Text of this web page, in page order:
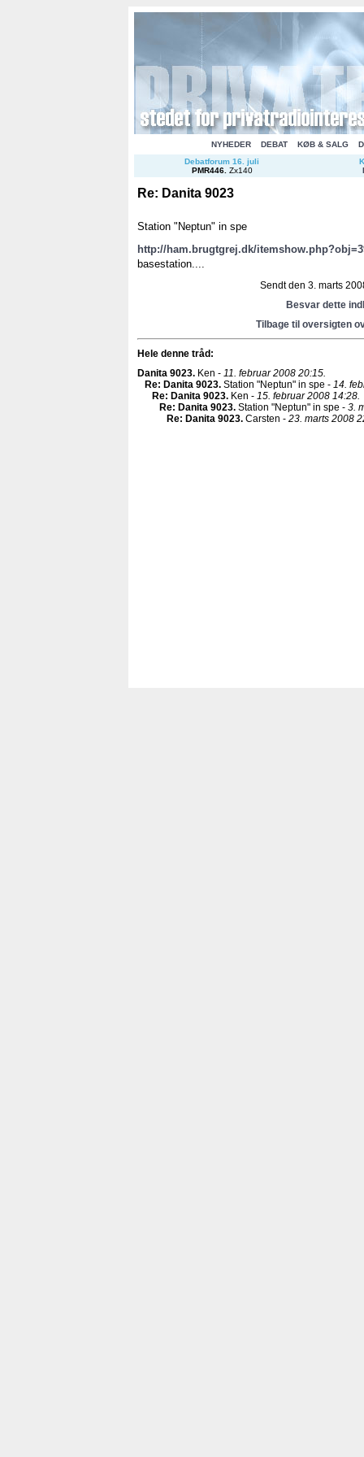
NYHEDER DEBAT KØB & SALG
Debatforum 16. juli
PMR446. Zx140
Re: Danita 9023
Station "Neptun" in spe
http://ham.brugtgrej.dk/
basestation....
Sendt den 3. marts
Besvar dette
Tilbage til oversigten
Hele denne tråd:
Danita 9023. Ken - 11. februar 2008 20:15.
Re: Danita 9023. Station "Neptun" in spe - 14.
Re: Danita 9023. Ken - 15. februar 2008 14:28.
Re: Danita 9023. Station "Neptun" in spe - 3.
Re: Danita 9023. Carsten - 23. marts 2008